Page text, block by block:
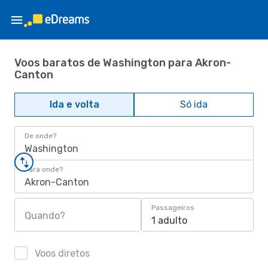
Voos baratos de Washington para Akron-
Canton
Ida e volta Só ida
De onde?
Washington
Para onde?
Akron-Canton
Quando?
Passageiros
1 adulto
Voos diretos